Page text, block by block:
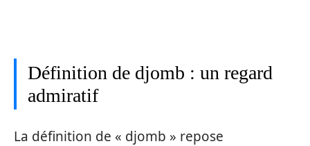
Définition de djomb : un regard
admiratif
La définition de « djomb » repose